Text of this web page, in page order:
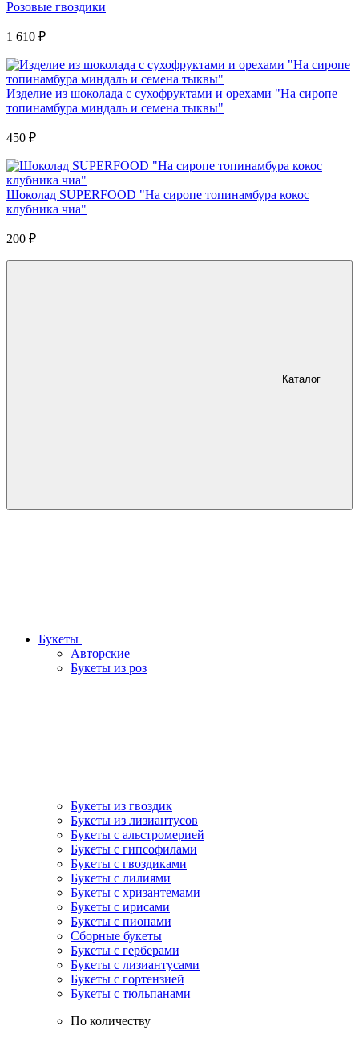
Розовые гвоздики
1 610 ₽
Изделие из шоколада с сухофруктами и орехами "На сиропе
топинамбура миндаль и семена тыквы"
450 ₽
Шоколад SUPERFOOD "На сиропе топинамбура кокос
клубника чиа"
200 ₽
Каталог
Букеты
Авторские
Букеты из роз
Букеты из гвоздик
Букеты из лизиантусов
Букеты с альстромерией
Букеты с гипсофилами
Букеты с гвоздиками
Букеты с лилиями
Букеты с хризантемами
Букеты с ирисами
Букеты с пионами
Сборные букеты
Букеты с герберами
Букеты с лизиантусами
Букеты с гортензией
Букеты с тюльпанами
По количеству